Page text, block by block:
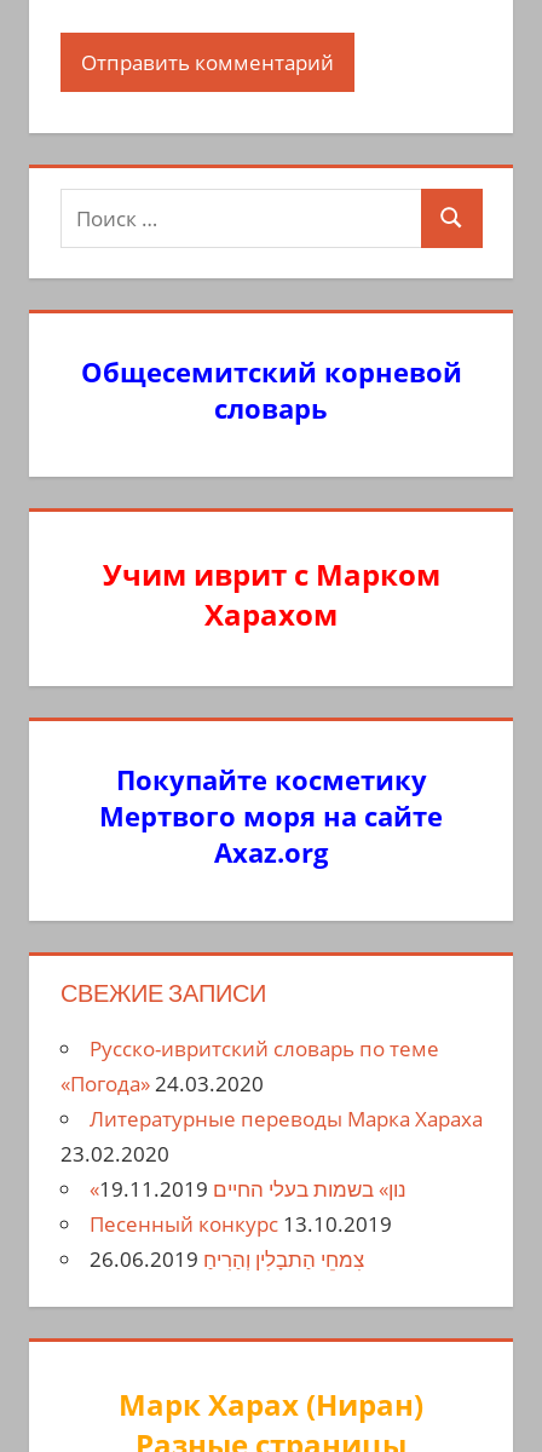
Поиск
для:
Поиск
Общесемитский корневой
словарь
Учим иврит с Марком
Харахом
Покупайте косметику
Мертвого моря на сайте
Axaz.org
СВЕЖИЕ ЗАПИСИ
Русско-ивритский словарь по теме
«Погода»24.03.2020
Литературные переводы Марка Хараха
23.02.2020
«נון» בשמות בעלי החיים 19.11.2019
Песенный конкурс 13.10.2019
צִמחֵי הַתבָלִין וְהַרִיחַ 26.06.2019
Марк Харах (Ниран)
Разные страницы